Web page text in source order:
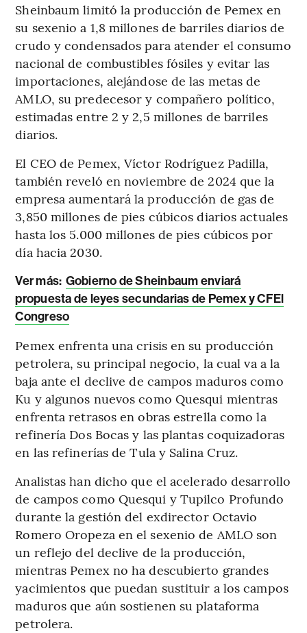
Sheinbaum limitó la producción de Pemex en
su sexenio a 1,8 millones de barriles diarios de
crudo y condensados para atender el consumo
nacional de combustibles fósiles y evitar las
importaciones, alejándose de las metas de
AMLO, su predecesor y compañero político,
estimadas entre 2 y 2,5 millones de barriles
diarios.
El CEO de Pemex, Víctor Rodríguez Padilla,
también reveló en noviembre de 2024 que la
empresa aumentará la producción de gas de
3,850 millones de pies cúbicos diarios actuales
hasta los 5.000 millones de pies cúbicos por
día hacia 2030.
Ver más: Gobierno de Sheinbaum enviará
propuesta de leyes secundarias de Pemex y CFEl
Congreso
Pemex enfrenta una crisis en su producción
petrolera, su principal negocio, la cual va a la
baja ante el declive de campos maduros como
Ku y algunos nuevos como Quesqui mientras
enfrenta retrasos en obras estrella como la
refinería Dos Bocas y las plantas coquizadoras
en las refinerías de Tula y Salina Cruz.
Analistas han dicho que el acelerado desarrollo
de campos como Quesqui y Tupilco Profundo
durante la gestión del exdirector Octavio
Romero Oropeza en el sexenio de AMLO son
un reflejo del declive de la producción,
mientras Pemex no ha descubierto grandes
yacimientos que puedan sustituir a los campos
maduros que aún sostienen su plataforma
petrolera.